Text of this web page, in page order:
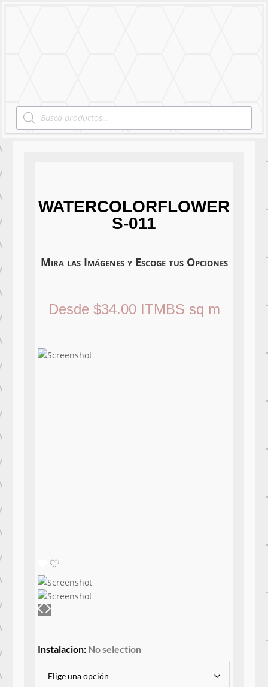
Products
search
WATERCOLORFLOWER
S-011
Mira las Imágenes y Escoge tus Opciones
Desde $34.00 ITMBS sq m
Instalacion: No selection